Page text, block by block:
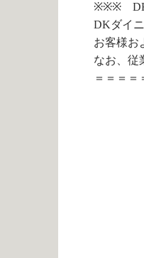
※※※ DK
DKダイ
お客様お
なお、従
＝＝＝